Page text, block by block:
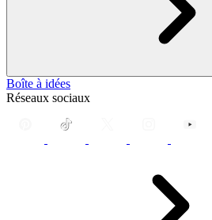
Boîte à idées
Réseaux sociaux